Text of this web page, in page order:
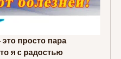
просто пара
я с радостью